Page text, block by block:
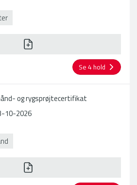
Se 4 hold
og rygsprøjtecertifikat
10-2026